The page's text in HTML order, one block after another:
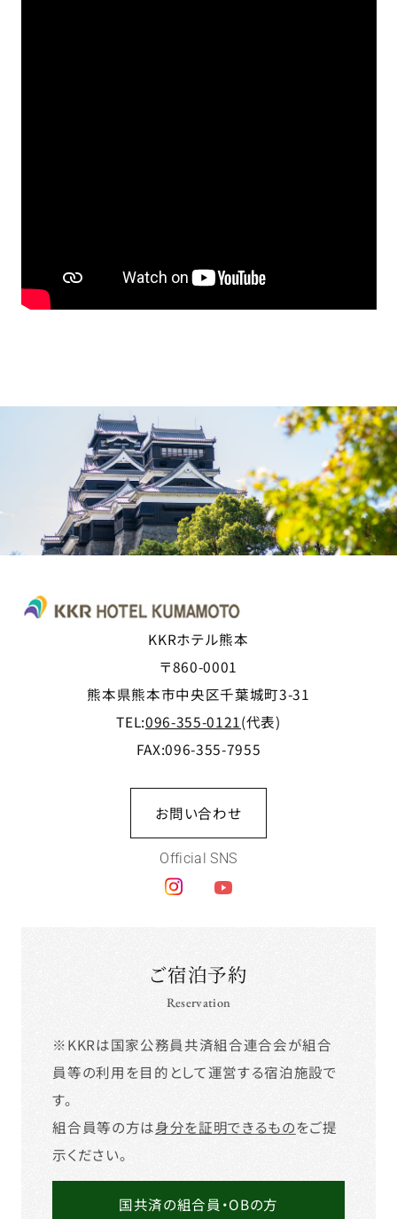
KKRホテル熊本
〒860-0001
熊本県熊本市中央区千葉城町3-31
TEL:096-355-0121(代表)
FAX:096-355-7955
お問い合わせ
Official SNS
ご宿泊予約
Reservation
※KKRは国家公務員共済組合連合会が組合
員等の利用を目的として運営する宿泊施設で
す。
組合員等の方は身分を証明できるものをご提
示ください。
国共済の組合員・OBの方